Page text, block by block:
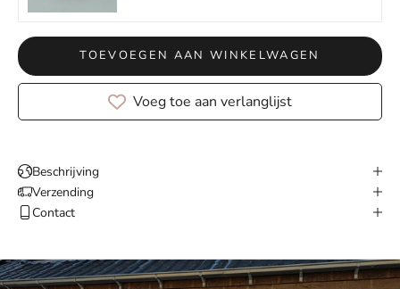
TOEVOEGEN AAN WINKELWAGEN
Voeg toe aan verlanglijst
Beschrijving
Verzending
Contact